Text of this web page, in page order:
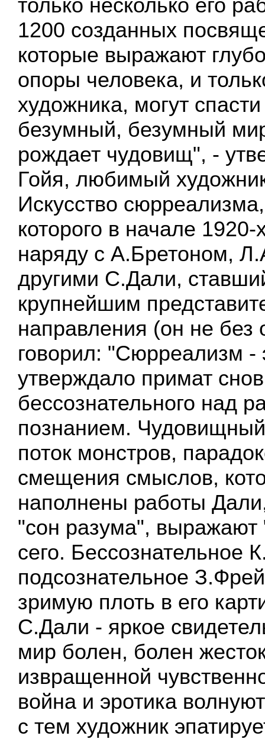
только несколько его
1200 созданных
которые выражают
опоры человека, и
художника, могут
безумный, безумный
рождает чудовищ", -
Гойя, любимый
Искусство
которого в начале
наряду с А.Бретоном,
другими С.Дали,
крупнейшим
направления (он не без
говорил: "Сюрреализм -
утверждало примат
бессознательного над
познанием.
поток монстров,
смещения смыслов,
наполнены работы
"сон разума",
сего. Бессознательное
подсознательное
зримую плоть в его
С.Дали - яркое
мир болен, болен
извращенной
война и эротика
с тем художник